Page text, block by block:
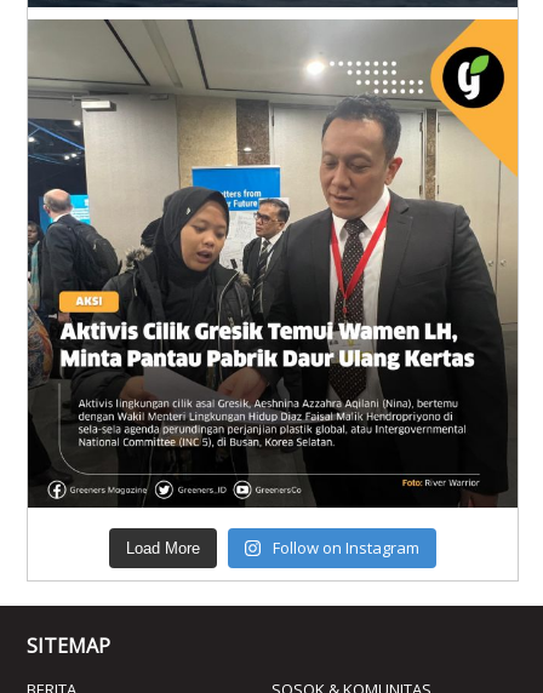
Load More Follow on Instagram
SITEMAP